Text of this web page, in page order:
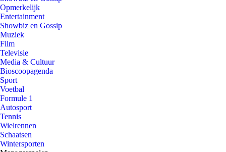
Opmerkelijk
Entertainment
Showbiz en Gossip
Muziek
Film
Televisie
Media & Cultuur
Bioscoopagenda
Sport
Voetbal
Formule 1
Autosport
Tennis
Wielrennen
Schaatsen
Wintersporten